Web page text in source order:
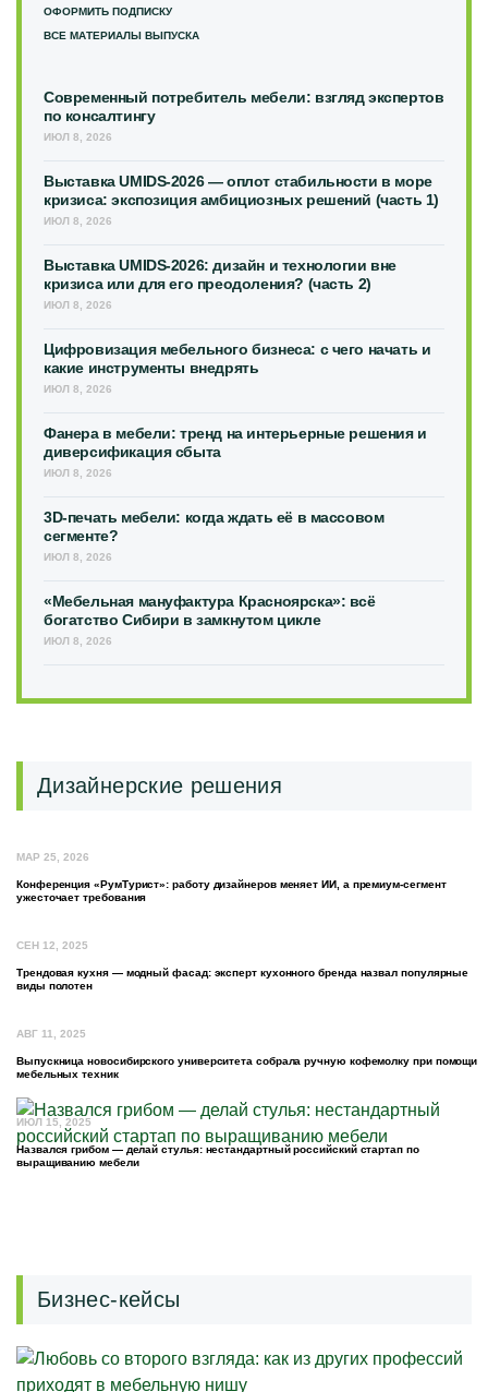
ОФОРМИТЬ ПОДПИСКУ
ВСЕ МАТЕРИАЛЫ ВЫПУСКА
Современный потребитель мебели: взгляд экспертов
по консалтингу
ИЮЛ 8, 2026
Выставка UMIDS-2026 — оплот стабильности в море
кризиса: экспозиция амбициозных решений (часть 1)
ИЮЛ 8, 2026
Выставка UMIDS-2026: дизайн и технологии вне
кризиса или для его преодоления? (часть 2)
ИЮЛ 8, 2026
Цифровизация мебельного бизнеса: с чего начать и
какие инструменты внедрять
ИЮЛ 8, 2026
Фанера в мебели: тренд на интерьерные решения и
диверсификация сбыта
ИЮЛ 8, 2026
3D-печать мебели: когда ждать её в массовом
сегменте?
ИЮЛ 8, 2026
«Мебельная мануфактура Красноярска»: всё
богатство Сибири в замкнутом цикле
ИЮЛ 8, 2026
Дизайнерские решения
МАР 25, 2026
Конференция «РумТурист»: работу дизайнеров меняет ИИ, а премиум-сегмент
ужесточает требования
СЕН 12, 2025
Трендовая кухня — модный фасад: эксперт кухонного бренда назвал популярные
виды полотен
АВГ 11, 2025
Выпускница новосибирского университета собрала ручную кофемолку при помощи
мебельных техник
ИЮЛ 15, 2025
Назвался грибом — делай стулья: нестандартный российский стартап по
выращиванию мебели
Бизнес-кейсы